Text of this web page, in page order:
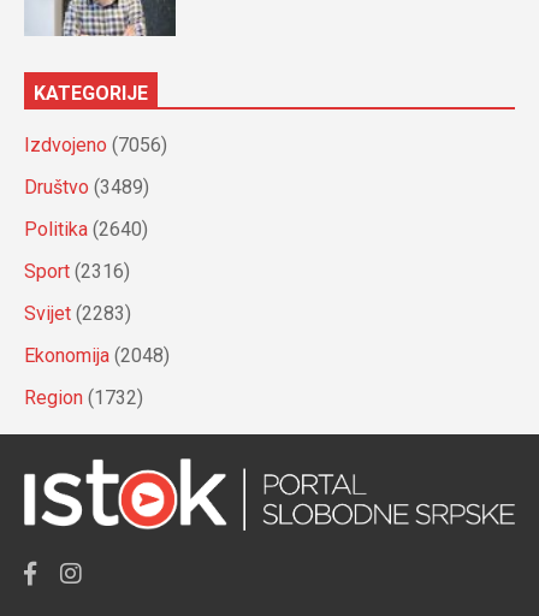
KATEGORIJE
Izdvojeno (7056)
Društvo (3489)
Politika (2640)
Sport (2316)
Svijet (2283)
Ekonomija (2048)
Region (1732)